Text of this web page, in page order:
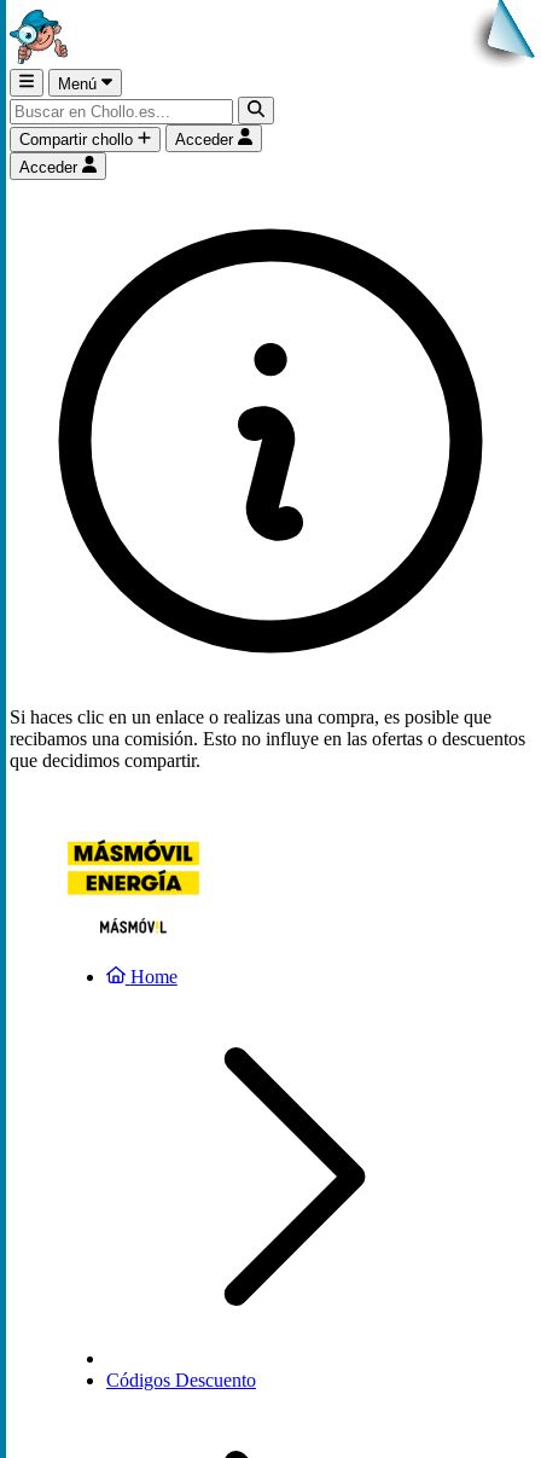
Menú
Compartir chollo
Acceder
Acceder
Si haces clic en un enlace o realizas una compra, es posible que
recibamos una comisión. Esto no influye en las ofertas o descuentos
que decidimos compartir.
Home
Códigos Descuento